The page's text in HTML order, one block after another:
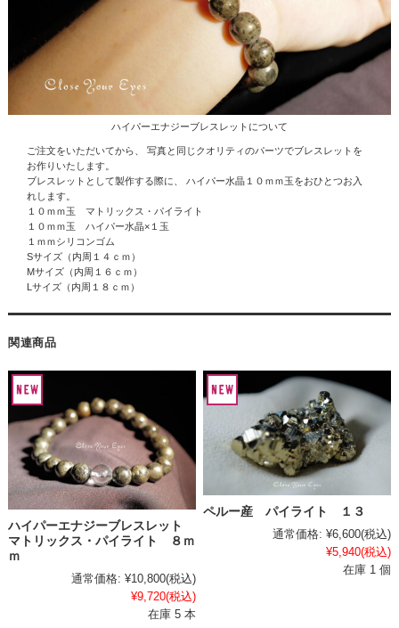
ハイパーエナジーブレスレットについて
ご注文をいただいてから、 写真と同じクオリティのパーツでブレスレットを
お作りいたします。
ブレスレットとして製作する際に、ハイパー水晶 １０ｍｍ玉をおひとつお入
れします。
１０ｍｍ玉 マトリックス・パイライト
１０ｍｍ玉 ハイパー水晶×１玉
１ｍｍシリコンゴム
Sサイズ（内周１４ｃｍ）
Mサイズ（内周１６ｃｍ）
Lサイズ（内周１８ｃｍ）
関連商品
ハイパーエナジーブレスレット
マトリックス・パイライト ８ｍ
ｍ
通常価格: ¥10,800(税込)
¥9,720(税込)
在庫 5 本
ペルー産 パイライト １３
通常価格: ¥6,600(税込)
¥5,940(税込)
在庫 1 個